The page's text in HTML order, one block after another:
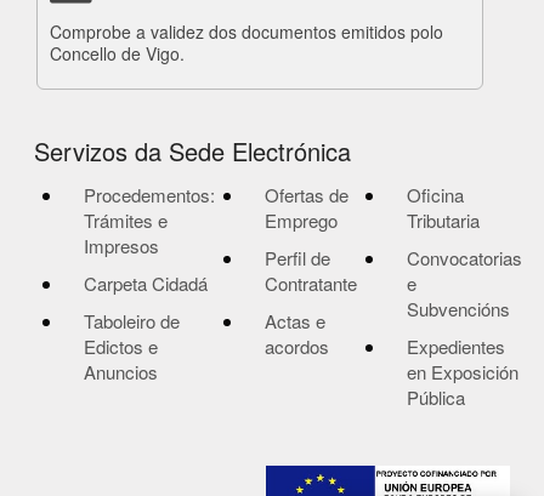
Comprobe a validez dos documentos emitidos polo
Concello de Vigo.
Servizos da Sede Electrónica
Procedementos:
Trámites e
Impresos
Carpeta Cidadá
Taboleiro de
Edictos e
Anuncios
Ofertas de
Emprego
Perfil de
Contratante
Actas e
acordos
Oficina
Tributaria
Convocatorias
e
Subvencións
Expedientes
en Exposición
Pública